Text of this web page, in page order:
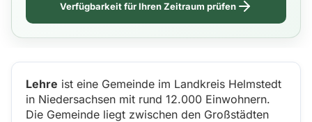
Verfügbarkeit für Ihren Zeitraum prüfen
Lehre ist eine Gemeinde im Landkreis Helmstedt
in Niedersachsen mit rund 12.000 Einwohnern.
Die Gemeinde liegt zwischen den Großstädten